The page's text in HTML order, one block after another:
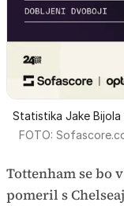
Statistika Jake
FOTO:
Tottenham se bo
pomeril s